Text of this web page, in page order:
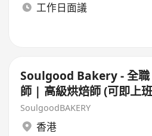
工作日面議
Soulgood Bakery - 全職
師 | 高級烘焙師 (可即上
SoulgoodBAKERY
香港